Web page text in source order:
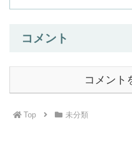
コメント
コメント
Top 未分類